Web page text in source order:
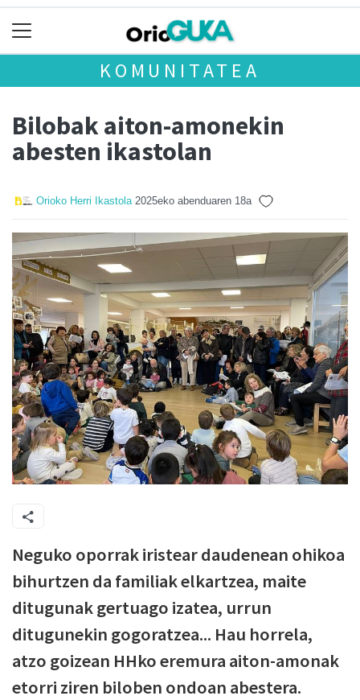
KOMUNITATEA
Bilobak aiton-amonekin
abesten ikastolan
Orioko Herri Ikastola 2025eko abenduaren 18a
Neguko oporrak iristear daudenean ohikoa
bihurtzen da familiak elkartzea, maite
ditugunak gertuago izatea, urrun
ditugunekin gogoratzea... Hau horrela,
atzo goizean HHko eremura aiton-amonak
etorri ziren biloben ondoan abestera.